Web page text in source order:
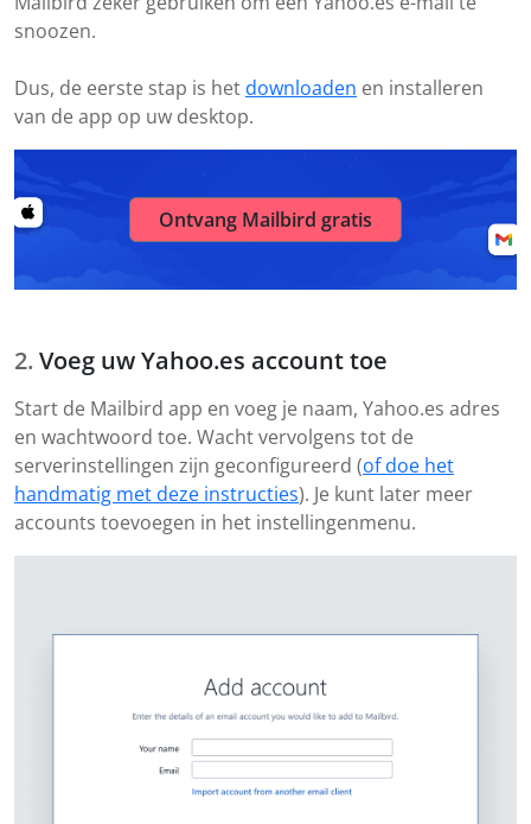
snoozen.
Dus, de eerste stap is het downloaden en installeren
van de app op uw desktop.
Ontvang Mailbird gratis
Voeg uw Yahoo.es account toe
Start de Mailbird app en voeg je naam, Yahoo.es adres
en wachtwoord toe. Wacht vervolgens tot de
serverinstellingen zijn geconfigureerd (of doe het
handmatig met deze instructies). Je kunt later meer
accounts toevoegen in het instellingenmenu.